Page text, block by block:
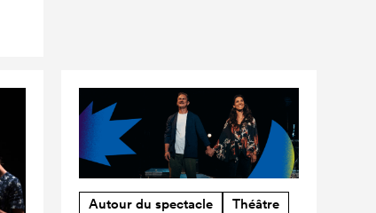
Autour du spectacle Théâtre